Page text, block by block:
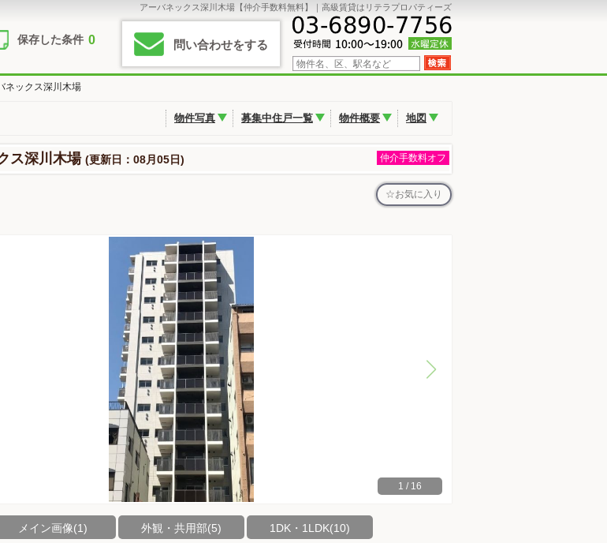
アーバネックス深川木場【仲介手数料無料】｜高級賃貸はリテラプロパティーズ
保存した条件 0 問い合わせをする
ネックス深川木場
物件写真 募集中住戸一覧 物件概要 地図
ス深川木場 (更新日：08月05日) 仲介手数料オフ
お気に入り
1 / 16
メイン画像(1) 外観・共用部(5) 1DK・1LDK(10)